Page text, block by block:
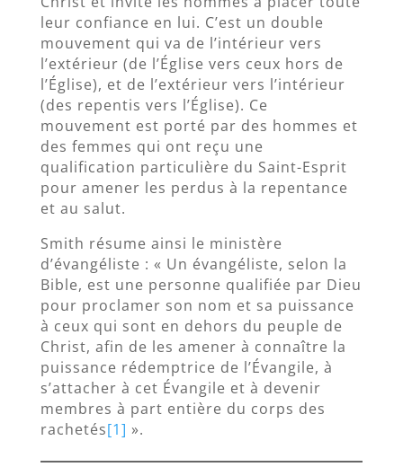
leur confiance en lui. C’est un double
mouvement qui va de l’intérieur vers
l’extérieur (de l’Église vers ceux hors de
l’Église), et de l’extérieur vers l’intérieur
(des repentis vers l’Église). Ce
mouvement est porté par des hommes et
des femmes qui ont reçu une
qualification particulière du Saint-Esprit
pour amener les perdus à la repentance
et au salut.
Smith résume ainsi le ministère
d’évangéliste : « Un évangéliste, selon la
Bible, est une personne qualifiée par Dieu
pour proclamer son nom et sa puissance
à ceux qui sont en dehors du peuple de
Christ, afin de les amener à connaître la
puissance rédemptrice de l’Évangile, à
s’attacher à cet Évangile et à devenir
membres à part entière du corps des
rachetés[1] ».